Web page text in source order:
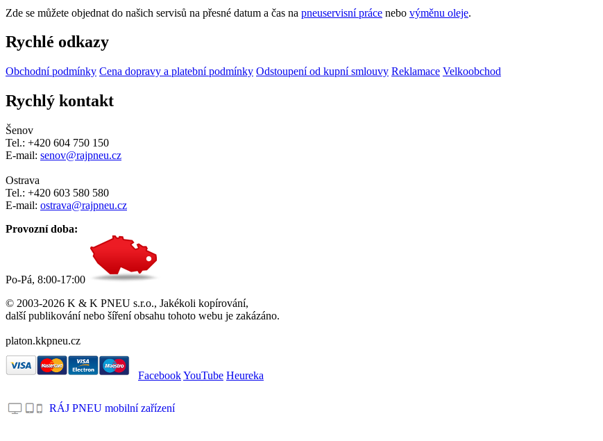
Zde se můžete objednat do našich servisů na přesné datum a čas na pneuservisní práce nebo výměnu oleje.
Rychlé odkazy
Obchodní podmínky Cena dopravy a platební podmínky Odstoupení od kupní smlouvy Reklamace Velkoobchod
Rychlý kontakt
Šenov
Tel.: +420 604 750 150
E-mail: senov@rajpneu.cz
Ostrava
Tel.: +420 603 580 580
E-mail: ostrava@rajpneu.cz
Provozní doba:
Po-Pá, 8:00-17:00
© 2003-2026 K & K PNEU s.r.o., Jakékoli kopírování,
další publikování nebo šíření obsahu tohoto webu je zakázáno.
platon.kkpneu.cz
FacebookYouTube Heureka
RÁJ PNEU mobilní zařízení